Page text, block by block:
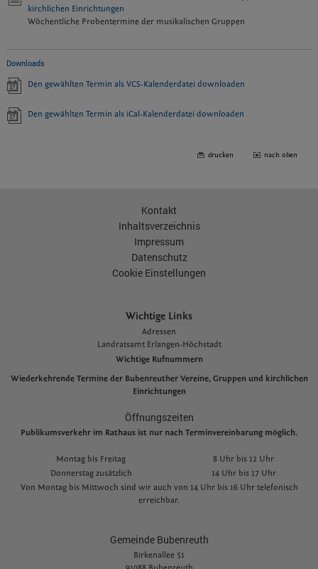
kirchlichen Einrichtungen
Wöchentliche Probentermine der musikalischen Gruppen
Downloads
Den gewählten Termin als VCS-Kalenderdatei downloaden
Den gewählten Termin als iCal-Kalenderdatei downloaden
drucken nach oben
Kontakt
Inhaltsverzeichnis
Impressum
Datenschutz
Cookie Einstellungen
Wichtige Links
Adressen
Landratsamt Erlangen-Höchstadt
Wichtige Rufnummern
Wiederkehrende Termine der Bubenreuther Vereine, Gruppen und kirchlichen
Einrichtungen
Öffnungszeiten
Publikumsverkehr im Rathaus ist nur nach Terminvereinbarung möglich.
Montag bis Freitag
8 Uhr bis 12 Uhr
Donnerstag zusätzlich
14 Uhr bis 17 Uhr
Von Montag bis Mittwoch sind wir auch von 14 Uhr bis 16 Uhr telefonisch
erreichbar.
Gemeinde Bubenreuth
Birkenallee 51